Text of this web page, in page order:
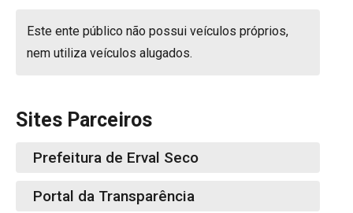
Este ente público não possui veículos próprios,
nem utiliza veículos alugados.
Sites Parceiros
Prefeitura de Erval Seco
Portal da Transparência